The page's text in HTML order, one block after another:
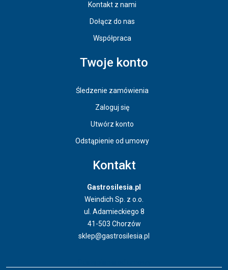
Kontakt z nami
Dołącz do nas
Współpraca
Twoje konto
Śledzenie zamówienia
Zaloguj się
Utwórz konto
Odstąpienie od umowy
Kontakt
Gastrosilesia.pl
Weindich Sp. z o.o.
ul. Adamieckiego 8
41-503 Chorzów
sklep@gastrosilesia.pl